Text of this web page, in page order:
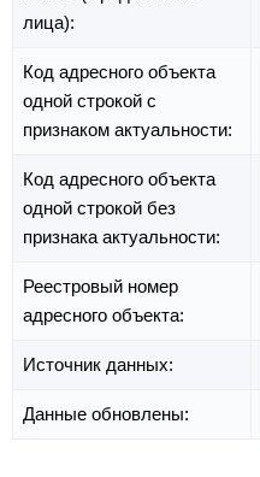
лица):
Код адресного объекта
одной строкой с
признаком актуальности:
Код адресного объекта
одной строкой без
признака актуальности:
Реестровый номер
адресного объекта:
Источник данных:
Данные обновлены: